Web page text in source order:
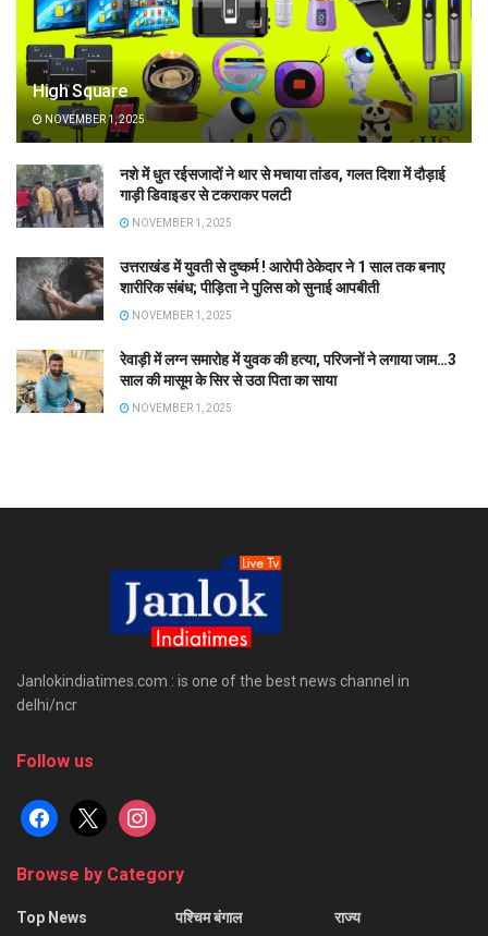
High Square
NOVEMBER 1, 2025
नशे में धुत रईसजादों ने थार से मचाया तांडव, गलत दिशा में दौड़ाई
गाड़ी डिवाइडर से टकराकर पलटी
NOVEMBER 1, 2025
उत्तराखंड में युवती से दुष्कर्म ! आरोपी ठेकेदार ने 1 साल तक बनाए
शारीरिक संबंध; पीड़िता ने पुलिस को सुनाई आपबीती
NOVEMBER 1, 2025
रेवाड़ी में लग्न समारोह में युवक की हत्या, परिजनों ने लगाया जाम…3
साल की मासूम के सिर से उठा पिता का साया
NOVEMBER 1, 2025
Janlokindiatimes.com : is one of the best news channel in
delhi/ncr
Follow us
facebook
x instagram
Browse by Category
Top News
पश्चिम बंगाल
राज्य